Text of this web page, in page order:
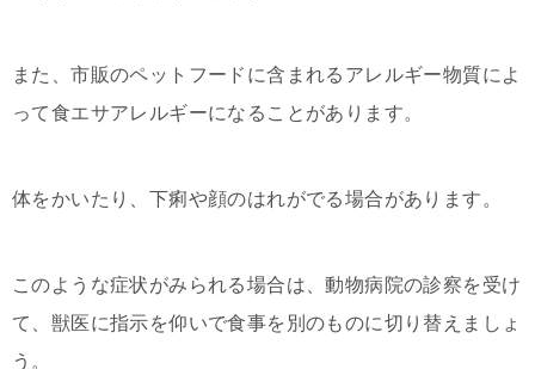
また、市販のペットフードに含まれるアレルギー物質によ
って食エサアレルギーになることがあります。
体をかいたり、下痢や顔のはれがでる場合があります。
このような症状がみられる場合は、動物病院の診察を受け
て、獣医に指示を仰いで食事を別のものに切り替えましょ
う。